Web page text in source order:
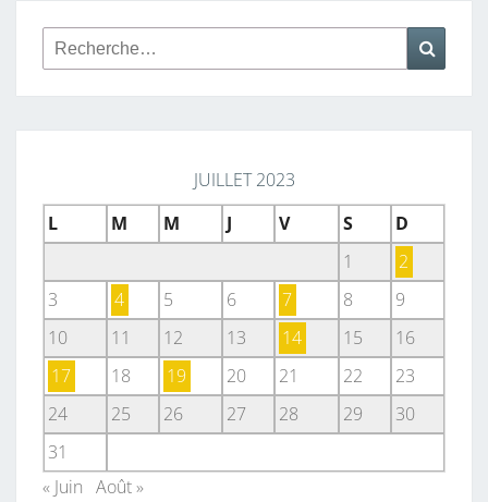
Rechercher :
JUILLET 2023
L
M M J V S
D
1
2
3
4 5 6 7 8
9
10
11 12 13 14 15
16
17
18 19 20 21 22
23
24
25 26 27 28 29
30
31
« Juin Août »